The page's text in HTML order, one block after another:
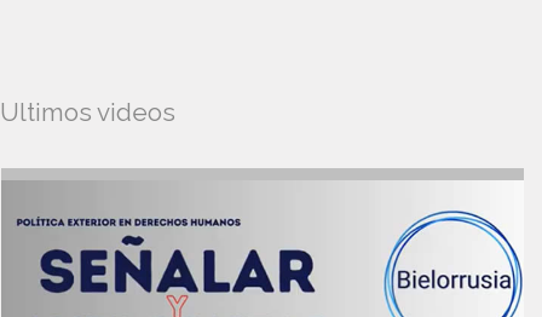
Ultimos videos